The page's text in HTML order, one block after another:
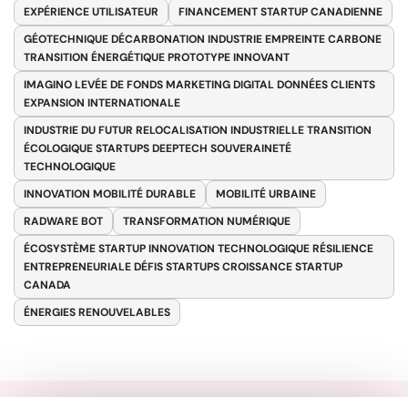
EXPÉRIENCE UTILISATEUR
FINANCEMENT STARTUP CANADIENNE
GÉOTECHNIQUE DÉCARBONATION INDUSTRIE EMPREINTE CARBONE
TRANSITION ÉNERGÉTIQUE PROTOTYPE INNOVANT
IMAGINO LEVÉE DE FONDS MARKETING DIGITAL DONNÉES CLIENTS
EXPANSION INTERNATIONALE
INDUSTRIE DU FUTUR RELOCALISATION INDUSTRIELLE TRANSITION
ÉCOLOGIQUE STARTUPS DEEPTECH SOUVERAINETÉ
TECHNOLOGIQUE
INNOVATION MOBILITÉ DURABLE
MOBILITÉ URBAINE
RADWARE BOT
TRANSFORMATION NUMÉRIQUE
ÉCOSYSTÈME STARTUP INNOVATION TECHNOLOGIQUE RÉSILIENCE
ENTREPRENEURIALE DÉFIS STARTUPS CROISSANCE STARTUP
CANADA
ÉNERGIES RENOUVELABLES